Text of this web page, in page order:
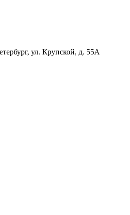
ул. Крупской, д. 55А